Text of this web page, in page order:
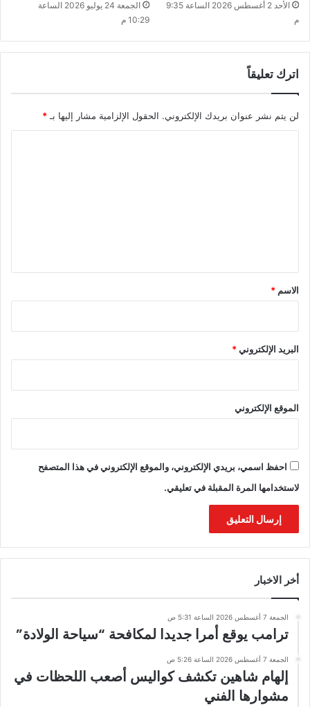
الأحد 2 أغسطس 2026 الساعة 9:35
م
الجمعة 24 يوليو 2026 الساعة
10:29 م
اترك تعليقاً
لن يتم نشر عنوان بريدك الإلكتروني. الحقول الإلزامية مشار إليها بـ *
*
الاسم *
البريد الإلكتروني*
الموقع الإلكتروني
احفظ اسمي، بريدي الإلكتروني، والموقع الإلكتروني في هذا المتصفح
لاستخدامها المرة المقبلة في تعليقي.
أخر الاخبار
الجمعة 7 أغسطس 2026 الساعة 5:31 ص
ترامب يوقع أمرا جديدا لمكافحة “سياحة الولادة”
الجمعة 7 أغسطس 2026 الساعة 5:26 ص
إلهام شاهين تكشف كواليس أصعب اللحظات في
مشوارها الفني